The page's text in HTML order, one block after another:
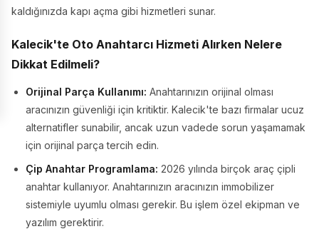
kaldığınızda kapı açma gibi hizmetleri sunar.
Kalecik'te Oto Anahtarcı Hizmeti Alırken Nelere
Dikkat Edilmeli?
Orijinal Parça Kullanımı: Anahtarınızın orijinal olması
aracınızın güvenliği için kritiktir. Kalecik'te bazı firmalar ucuz
alternatifler sunabilir, ancak uzun vadede sorun yaşamamak
için orijinal parça tercih edin.
Çip Anahtar Programlama: 2026 yılında birçok araç çipli
anahtar kullanıyor. Anahtarınızın aracınızın immobilizer
sistemiyle uyumlu olması gerekir. Bu işlem özel ekipman ve
yazılım gerektirir.